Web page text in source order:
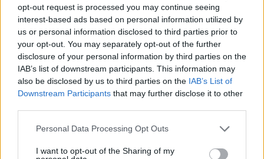
opt-out request is processed you may continue seeing
interest-based ads based on personal information utilized by
us or personal information disclosed to third parties prior to
your opt-out. You may separately opt-out of the further
disclosure of your personal information by third parties on the
IAB’s list of downstream participants. This information may
also be disclosed by us to third parties on the IAB’s List of
Downstream Participants that may further disclose it to other
Please note that this website/app uses one or more Google
not limited to your visit or usage behaviour. You may click to
Personal Data Processing Opt Outs
I want to opt-out of the Sharing of my
„Inteligenţa nu înseamnă să nu faci greşeli, ci să vezi repede
cum poţi să le îndrepţi.” —
Bertolt Brecht